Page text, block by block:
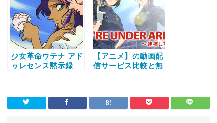
少女革命ウテナ アド
ゥレセンス黙示録
料で全話視聴する方
【アニメ】の動画配
信サービス比較と無